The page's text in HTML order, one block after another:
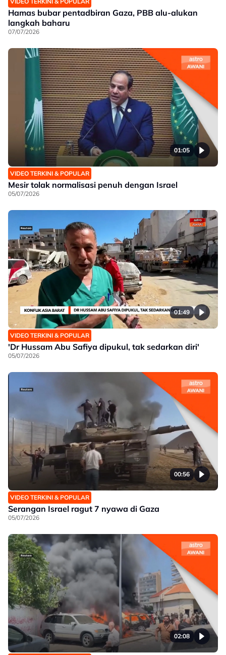
Hamas bubar pentadbiran Gaza, PBB alu-alukan
langkah baharu
07/07/2026
01:05
VIDEO TERKINI & POPULAR
Mesir tolak normalisasi penuh dengan Israel
05/07/2026
01:49
VIDEO TERKINI & POPULAR
'Dr Hussam Abu Safiya dipukul, tak sedarkan diri'
05/07/2026
00:56
VIDEO TERKINI & POPULAR
Serangan Israel ragut 7 nyawa di Gaza
05/07/2026
02:08